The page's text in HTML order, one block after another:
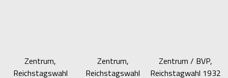
Zentrum,
Reichstagswahl
Zentrum,
Reichstagswahl
Zentrum / BVP,
Reichstagwahl 1932